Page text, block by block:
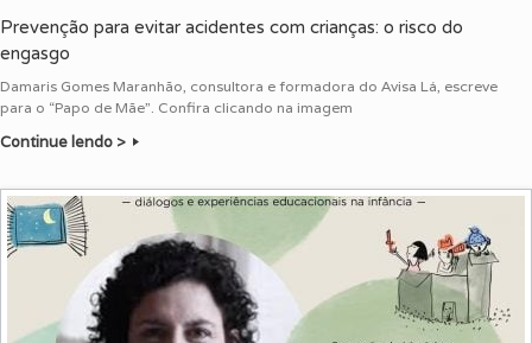
Prevenção para evitar acidentes com crianças: o risco do
engasgo
Damaris Gomes Maranhão, consultora e formadora do Avisa Lá, escreve
para o “Papo de Mãe”. Confira clicando na imagem
Continue lendo >